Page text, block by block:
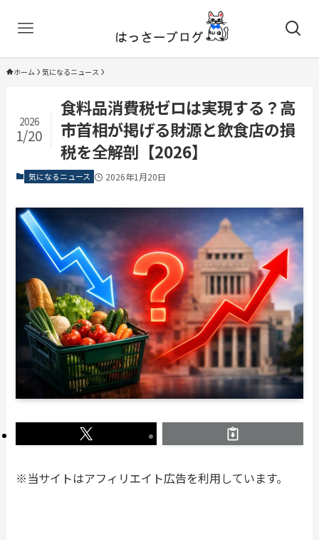
ホーム 気になるニュース
食料品消費税ゼロは実現する？高
市首相が掲げる財源と飲食店の損
税を全解剖【2026】
2026
1/20
気になるニュース 2026年1月20日
※当サイトはアフィリエイト広告を利用しています。